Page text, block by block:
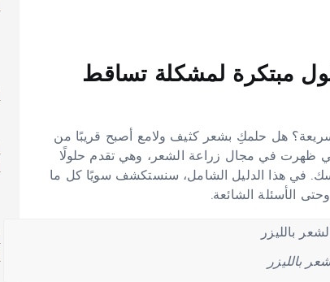
مبتكرة لمشكلة تساقط
هل حلمكِ بشعر كثيف ولامع أصبح قريبًا من
ظهرت في مجال زراعة الشعر، وهي تقدم حلولًا
في هذا الدليل الشامل، سنستكشف سويًا كل ما
الأسئلة الشائعة.
بالليزر